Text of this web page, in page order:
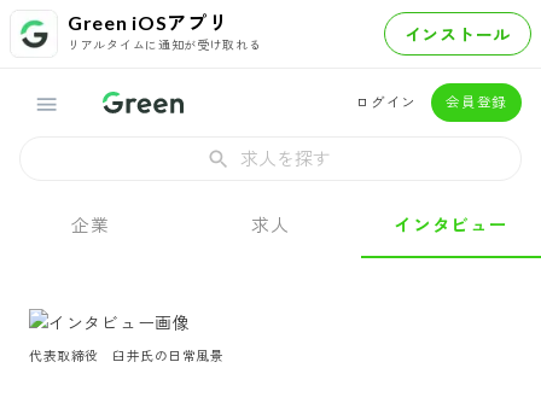
Green iOSアプリ
リアルタイムに通知が受け取れる インストール
ログイン 会員登録
求人を探す
企業 求人 インタビュー
代表取締役　臼井氏の日常風景